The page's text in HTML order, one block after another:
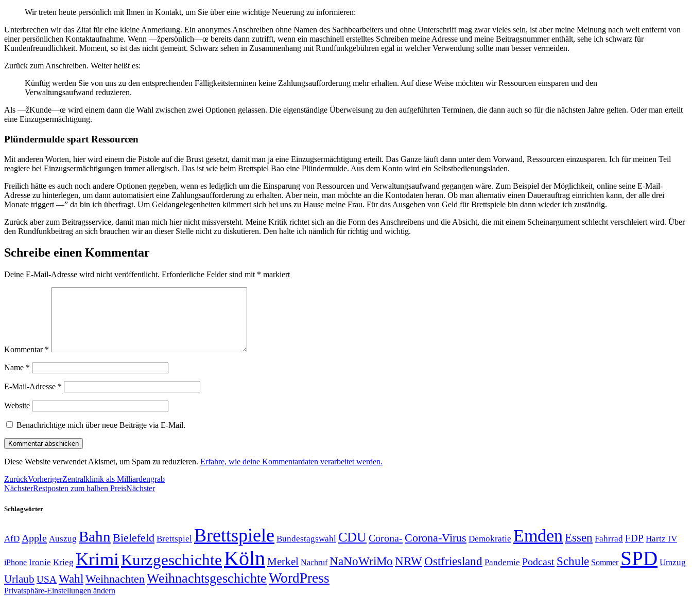
Wir treten heute persönlich mit Ihnen in Kontakt, um Sie über eine wichtige Neuerung zu informieren:
Unterbrechen wir das Zitat für eine kleine Anmerkung. Ein anonymes Anschreiben ohne Namen des Sachbearbeiters und ohne Unterschrift mag zwar vieles sein, ist aber meine Meinung nach weit entfernt von
einer persönlichen Kontaktaufnahme. Wenn —žpersönlich—œ bereits dann zutrifft, wenn ein maschinell erstelltes Schreiben meine Adresse und meine Beitragsnummer enthält, sehe ich schwarz für
Kundenfreundlichkeit. Moment, so ist das nicht gemeint. Schwarz sehen in Zusammenhang mit Rundfunkgebühren egal in welcher Verwendung sollte man besser vermeiden.
Zurück zum Anschreiben. Weiter heißt es:
Künftig werden Sie von uns zu den entsprechenden Fälligkeitsterminen keine Zahlungsaufforderung mehr erhalten. Auf diese Weise möchten wir Ressourcen einsparen und den
Verwaltungsaufwand reduzieren.
Als —žKunde—œ wird einem dann die Wahl zwischen zwei Optionen gelassen. Die eigenständige Überweisung zu den aufgeführten Terminen, die dann auch so für die nächsten Jahre gelten. Oder man erteilt
eine Einzugsermächtigung.
Plündermulde spart Ressourcen
Mit anderen Worten, hier wird einem die Pistole auf die Brust gesetzt, damit man ja eine Einzugsermächtigung erteilt. Das Ganze läuft dann unter dem Vorwand, Ressourcen einzusparen. Ich für meinen Teil
reagiere bei Einzugsermächtigungen immer allergisch. Das ist wie beim Brettspiel Bao eine Plündermulde. Aus dem Konto wird ein Selbstbedienungsladen.
Freilich hätte es auch noch andere Optionen gegeben, wenn es lediglich um die Einsparung von Ressourcen und Verwaltungsaufwand gegangen wäre. Zum Beispiel der Möglichkeit, online seine E-Mail-
Adresse zu hinterlegen, um dann automatisiert eine Zahlungsaufforderung zu erhalten. Aber nein, man möchte an die Kontodaten heran. Ob man alternativ einen Dauerauftrag einrichten kann, der alle drei
Monate triggert —” da bin ich überfragt. Um Geldangelegenheiten kümmert sich bei uns zu Hause meine Frau. Für das Ausgeben von Geld für Brettspiele bin dann wieder ich zuständig.
Zurück aber zum Beitragsservice, damit man mich hier nicht missversteht. Meine Kritik richtet sich an die Form des Anschreibens und die Absicht, die mit einem Scheinargument schlecht verschleiert wird. Über
den Rundfunkbeitrag an sich brauchen wir an dieser Stelle nicht zu diskutieren. Den halte ich nämlich für richtig und wichtig.
Schreibe einen Kommentar
Deine E-Mail-Adresse wird nicht veröffentlicht. Erforderliche Felder sind mit * markiert
Kommentar *
Name *
E-Mail-Adresse *
Website
Benachrichtige mich über neue Beiträge via E-Mail.
Diese Website verwendet Akismet, um Spam zu reduzieren. Erfahre, wie deine Kommentardaten verarbeitet werden.
ZurückVorherigerZentralklinik als Milliardengrab
NächsterRestposten zum halben PreisNächster
Schlagwörter
AfD Apple Auszug Bahn Bielefeld Brettspiel Brettspiele Bundestagswahl CDUCorona- Corona-Virus Demokratie Emden Essen Fahrrad FDP Hartz IV
iPhone Ironie Krieg Krimi KurzgeschichteKöln Merkel Nachruf NaNoWriMo NRWOstfriesland Pandemie Podcast Schule Sommer SPD Umzug
Urlaub USA Wahl Weihnachten WeihnachtsgeschichteWordPress
Privatsphäre-Einstellungen ändern